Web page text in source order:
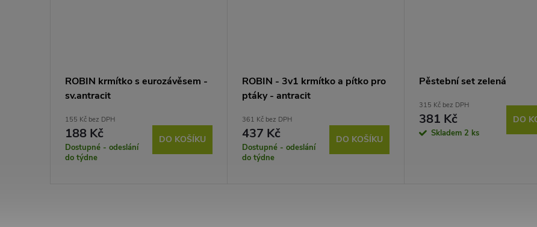
ROBIN krmítko s eurozávěsem -
sv.antracit
155 Kč bez DPH
188 Kč
Dostupné - odeslání
do týdne
DO KOŠÍKU
ROBIN - 3v1 krmítko a pítko pro
ptáky - antracit
361 Kč bez DPH
437 Kč
Dostupné - odeslání
do týdne
DO KOŠÍKU
Pěstební set zelená
315 Kč bez DPH
381 Kč
Skladem 2 ks
DO